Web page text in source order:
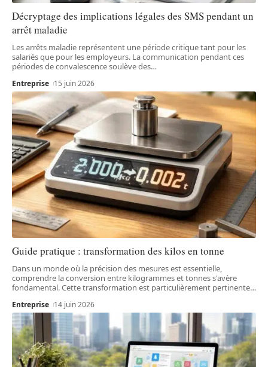
Décryptage des implications légales des SMS pendant un
arrêt maladie
Les arrêts maladie représentent une période critique tant pour les
salariés que pour les employeurs. La communication pendant ces
périodes de convalescence soulève des…
Entreprise 15 juin 2026
Guide pratique : transformation des kilos en tonne
Dans un monde où la précision des mesures est essentielle,
comprendre la conversion entre kilogrammes et tonnes s'avère
fondamental. Cette transformation est particulièrement pertinente…
Entreprise 14 juin 2026